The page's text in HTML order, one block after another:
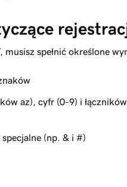
musisz spełnić określone
az), cyfr (0-9) i
specjalne (np. & i #)